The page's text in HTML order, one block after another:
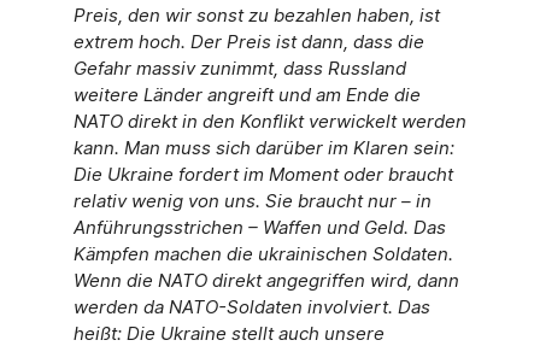
Preis, den wir sonst zu bezahlen haben, ist
extrem hoch. Der Preis ist dann, dass die
Gefahr massiv zunimmt, dass Russland
weitere Länder angreift und am Ende die
NATO direkt in den Konflikt verwickelt werden
kann. Man muss sich darüber im Klaren sein:
Die Ukraine fordert im Moment oder braucht
relativ wenig von uns. Sie braucht nur – in
Anführungsstrichen – Waffen und Geld. Das
Kämpfen machen die ukrainischen Soldaten.
Wenn die NATO direkt angegriffen wird, dann
werden da NATO-Soldaten involviert. Das
heißt: Die Ukraine stellt auch unsere